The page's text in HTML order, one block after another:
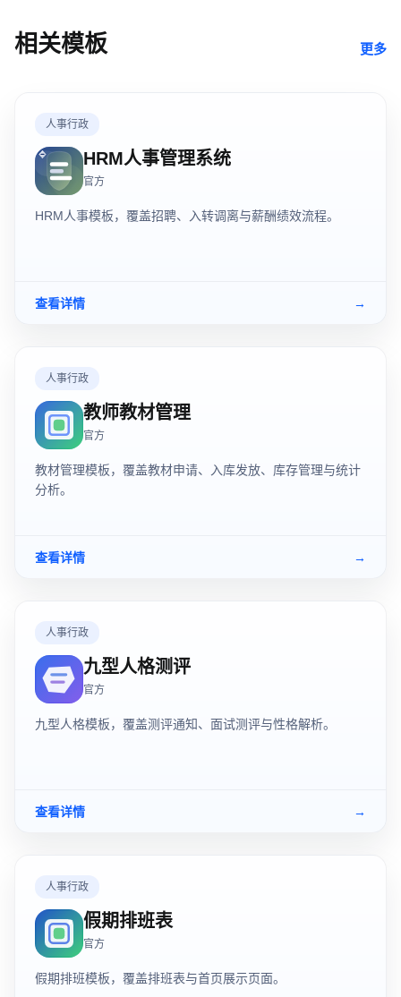
相关模板 更多
人事行政
HRM人事管理系统
官方
HRM人事模板，覆盖招聘、入转调离与薪酬绩效流程。
查看详情 →
人事行政
教师教材管理
官方
教材管理模板，覆盖教材申请、入库发放、库存管理与统计
分析。
查看详情 →
人事行政
九型人格测评
官方
九型人格模板，覆盖测评通知、面试测评与性格解析。
查看详情 →
人事行政
假期排班表
官方
假期排班模板，覆盖排班表与首页展示页面。